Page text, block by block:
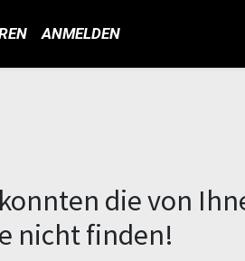
ANMELDEN
404die von
nicht finden!